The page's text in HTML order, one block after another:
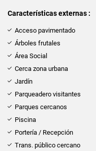
Características externas :
Acceso pavimentado
Árboles frutales
Área Social
Cerca zona urbana
Jardín
Parqueadero visitantes
Parques cercanos
Piscina
Portería / Recepción
Trans. público cercano